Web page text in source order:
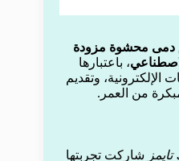
دمى محشوة مزودة
، باعتبارها
الإلكترونية، وتقديم
من العمر.
شاركت تجربتها